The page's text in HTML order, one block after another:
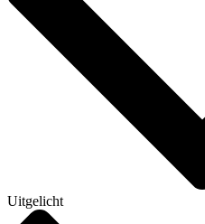
Uitgelicht